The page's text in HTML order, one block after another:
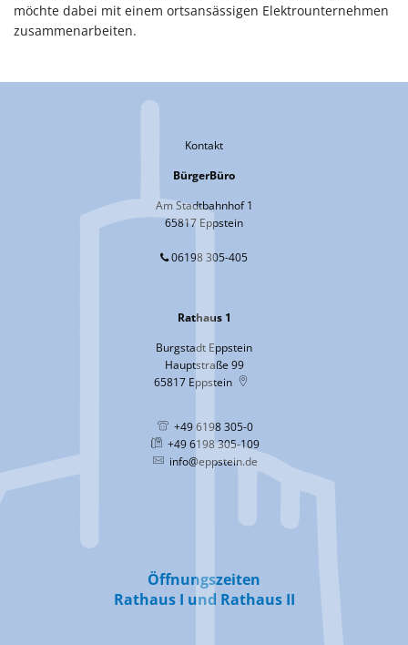
möchte dabei mit einem ortsansässigen Elektrounternehmen
zusammenarbeiten.
Kontakt
BürgerBüro
Am Stadtbahnhof 1
65817 Eppstein
06198 305-405
Rathaus 1
Burgstadt Eppstein
Hauptstraße 99
65817 Eppstein
+49 6198 305-0
+49 6198 305-109
info@eppstein.de
Öffnungszeiten
Rathaus I und Rathaus II